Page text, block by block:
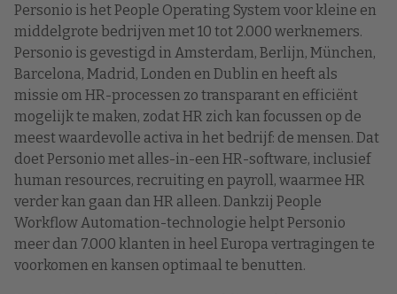
Personio is het People Operating System voor kleine en
middelgrote bedrijven met 10 tot 2.000 werknemers.
Personio is gevestigd in Amsterdam, Berlijn, München,
Barcelona, Madrid, Londen en Dublin en heeft als
missie om HR-processen zo transparant en efficiënt
mogelijk te maken, zodat HR zich kan focussen op de
meest waardevolle activa in het bedrijf: de mensen. Dat
doet Personio met alles-in-een HR-software, inclusief
human resources, recruiting en payroll, waarmee HR
verder kan gaan dan HR alleen. Dankzij People
Workflow Automation-technologie helpt Personio
meer dan 7.000 klanten in heel Europa vertragingen te
voorkomen en kansen optimaal te benutten.